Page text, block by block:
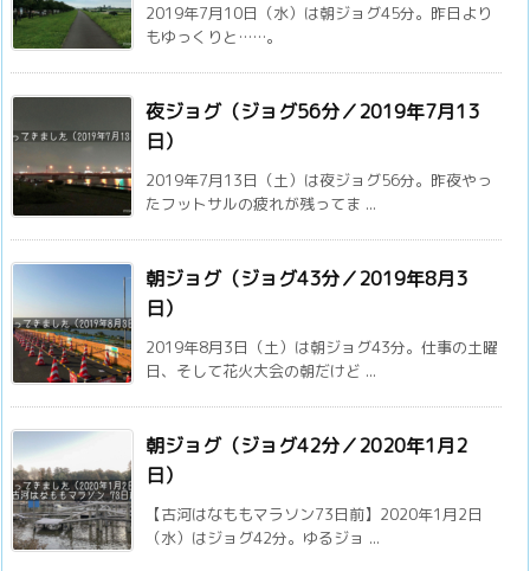
2019年7月10日（水）は朝ジョグ45分。昨日より
もゆっくりと……。
夜ジョグ（ジョグ56分／2019年7月13
日）
2019年7月13日（土）は夜ジョグ56分。昨夜やっ
たフットサルの疲れが残ってま ...
朝ジョグ（ジョグ43分／2019年8月3
日）
2019年8月3日（土）は朝ジョグ43分。仕事の土曜
日、そして花火大会の朝だけど ...
朝ジョグ（ジョグ42分／2020年1月2
日）
【古河はなももマラソン73日前】2020年1月2日
（水）はジョグ42分。ゆるジョ ...